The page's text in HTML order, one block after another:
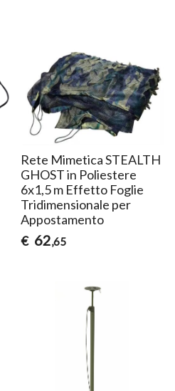
Rete Mimetica STEALTH
GHOST in Poliestere
6x1,5 m Effetto Foglie
Tridimensionale per
Appostamento
€ 62,65